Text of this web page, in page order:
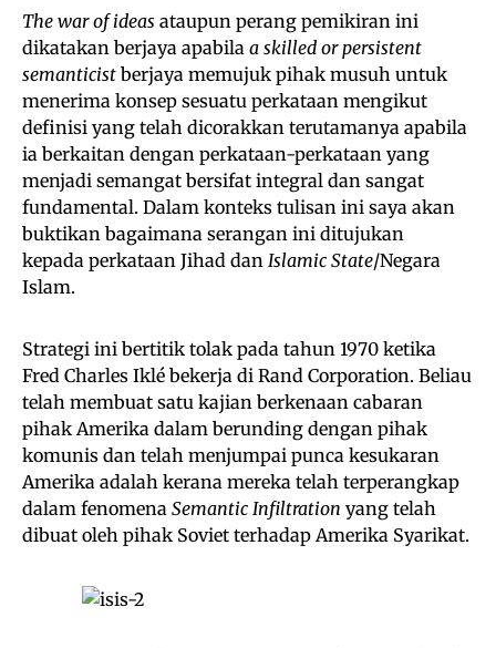
The war of ideas ataupun perang pemikiran ini
dikatakan berjaya apabila a skilled or persistent
semanticist berjaya memujuk pihak musuh untuk
menerima konsep sesuatu perkataan mengikut
definisi yang telah dicorakkan terutamanya apabila
ia berkaitan dengan perkataan-perkataan yang
menjadi semangat bersifat integral dan sangat
fundamental. Dalam konteks tulisan ini saya akan
buktikan bagaimana serangan ini ditujukan
kepada perkataan Jihad dan Islamic State/Negara
Islam.
Strategi ini bertitik tolak pada tahun 1970 ketika
Fred Charles Iklé bekerja di Rand Corporation. Beliau
telah membuat satu kajian berkenaan cabaran
pihak Amerika dalam berunding dengan pihak
komunis dan telah menjumpai punca kesukaran
Amerika adalah kerana mereka telah terperangkap
dalam fenomena Semantic Infiltration yang telah
dibuat oleh pihak Soviet terhadap Amerika Syarikat.